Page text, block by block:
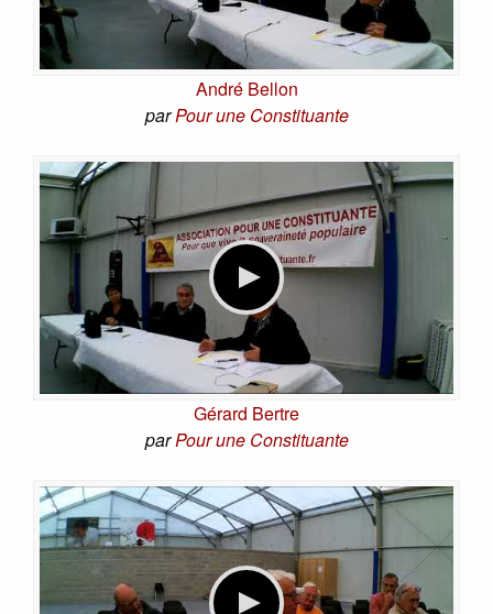
André Bellon
parPour une Constituante
Gérard Bertre
parPour une Constituante